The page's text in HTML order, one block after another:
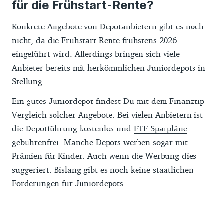
für die Frühstart-Rente?
Konkrete Angebote von Depotanbietern gibt es noch
nicht, da die Frühstart-Rente frühstens 2026
eingeführt wird. Allerdings bringen sich viele
Anbieter bereits mit herkömmlichen Juniordepots in
Stellung.
Ein gutes Juniordepot findest Du mit dem Finanztip-
Vergleich solcher Angebote. Bei vielen Anbietern ist
die Depotführung kostenlos und ETF-Sparpläne
gebührenfrei. Manche Depots werben sogar mit
Prämien für Kinder. Auch wenn die Werbung dies
suggeriert: Bislang gibt es noch keine staatlichen
Förderungen für Juniordepots.